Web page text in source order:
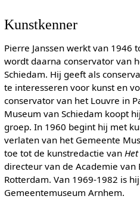
Kunstkenner
Pierre Janssen werkt van 1946
wordt daarna conservator van
Schiedam. Hij geeft als
te interesseren voor kunst en
conservator van het Louvre in
Museum van Schiedam koopt
groep. In 1960 begint hij met
verlaten van het Gemeente
toe tot de kunstredactie van
directeur van de Academie van
Rotterdam. Van 1969-1982 is
Gemeentemuseum Arnhem.